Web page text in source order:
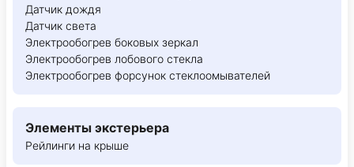
Датчик дождя
Датчик света
Электрообогрев боковых зеркал
Электрообогрев лобового стекла
Электрообогрев форсунок стеклоомывателей
Элементы экстерьера
Рейлинги на крыше